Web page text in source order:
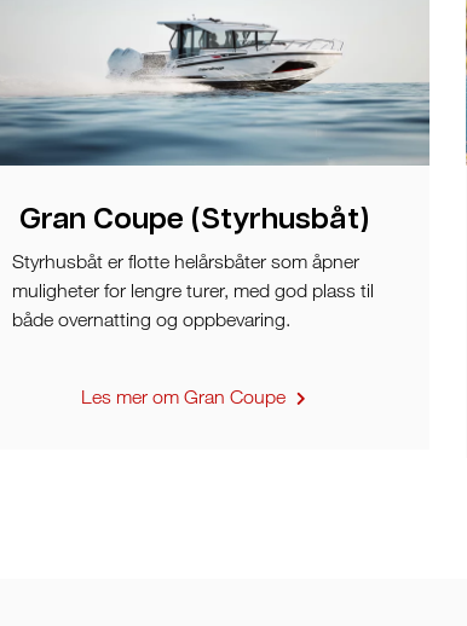
Gran Coupe (Styrhusbåt)
Styrhusbåt er flotte helårsbåter som åpner
muligheter for lengre turer, med god plass til
både overnatting og oppbevaring.
Les mer om Gran Coupe